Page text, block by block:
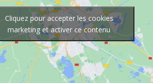
Cliquez pour accepter les cookies
marketing et activer ce contenu